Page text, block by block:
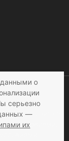
и
данные
нашего сайта в
сусловиями
о
серьезно
—
их